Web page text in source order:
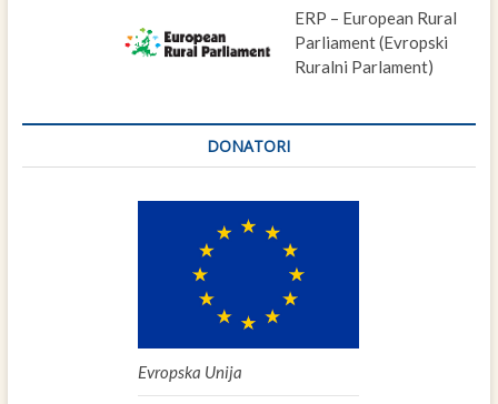
ERP – European Rural
Parliament (Evropski
Ruralni Parlament)
DONATORI
Evropska Unija